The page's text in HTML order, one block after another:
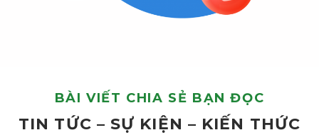
BÀI VIẾT CHIA SẺ BẠN ĐỌC
TIN TỨC – SỰ KIỆN – KIẾN THỨC